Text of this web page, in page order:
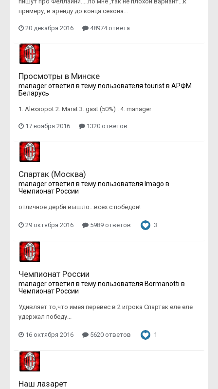
примеру, в аренду до конца сезона...
20 декабря 2016 48974 ответа
Просмотры в Минске
managerответил в тему пользователя touristв АРФМ
Беларусь
1. Alexsopot 2. Marat 3. gast (50%) . 4. manager
17 ноября 2016 1320 ответов
Спартак (Москва)
managerответил в тему пользователя Imago в
Чемпионат России
отличное дерби вышло...всех с победой!
29 октября 2016 5989 ответов 3
Чемпионат России
managerответил в тему пользователя Bormanotti в
Чемпионат России
Удивляет то,что имея перевес в 2 игрока Спартак еле еле
удержал победу...
16 октября 2016 5620 ответов 1
Наш лазарет